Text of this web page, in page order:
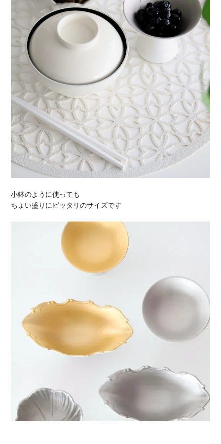
小鉢のように使っても
ちょい盛りにピッタリのサイズです